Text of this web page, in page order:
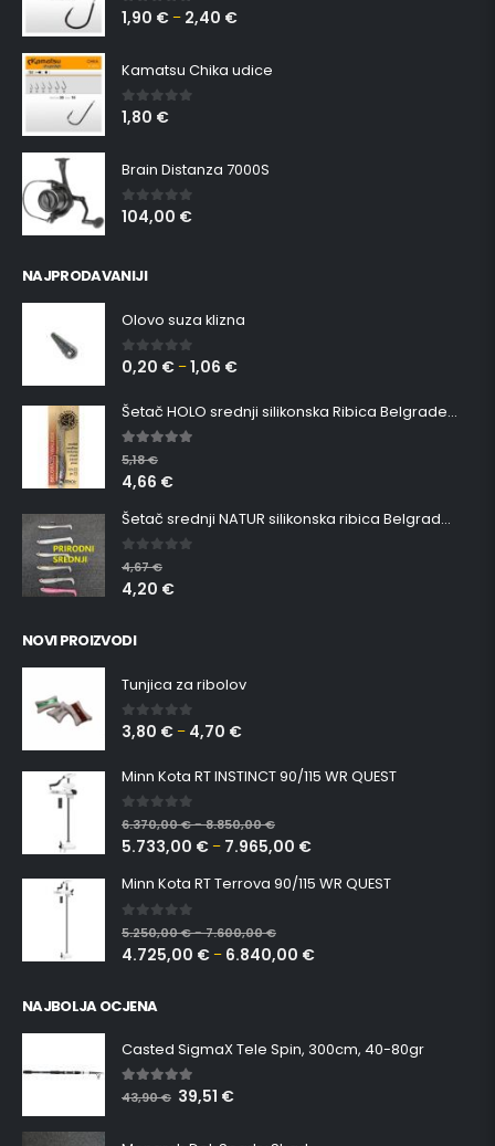
0 out of 5
1,90 € – 2,40 €
Kamatsu Chika udice
0 out of 5
1,80 €
Brain Distanza 7000S
0out of 5
104,00 €
NAJPRODAVANIJI
Olovo suza klizna
0 out of 5
0,20 € –1,06 €
Šetač HOLO srednji silikonska Ribica Belgrade Walker
5.00out of 5
5,18€
4,66 €
Šetač srednji NATUR silikonska ribica Belgrade Walker
0 out of 5
4,67€
4,20 €
NOVI PROIZVODI
Tunjica za ribolov
0 out of 5
3,80 € – 4,70 €
Minn Kota RT INSTINCT 90/115 WR QUEST
0 out of 5
6.370,00€–8.850,00€
5.733,00 € – 7.965,00 €
Minn Kota RT Terrova 90/115 WR QUEST
0 out of 5
5.250,00€–7.600,00€
4.725,00 € – 6.840,00 €
NAJBOLJA OCJENA
Casted SigmaX Tele Spin, 300cm, 40-80gr
5.00out of 5
43,90€ 39,51 €